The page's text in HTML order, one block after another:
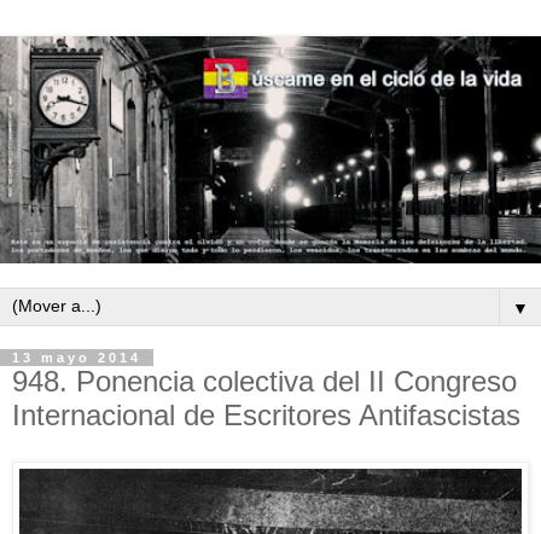
▼
13 mayo 2014
948. Ponencia colectiva del II Congreso
Internacional de Escritores Antifascistas